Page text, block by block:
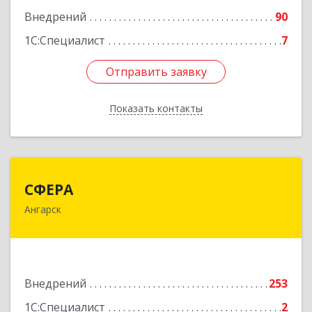
Внедрений
90
1С:Специалист
7
Отправить заявку
Показать контакты
Отправить заявку
Назад
СФЕРА
Ангарск
Внедрений
253
1С:Специалист
2
665816, Иркутская обл, Ангарск г, 177-й кв-л,